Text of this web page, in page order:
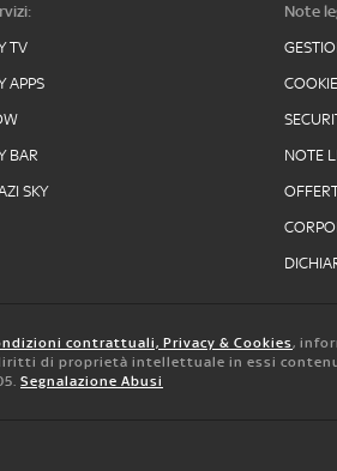
TV
APPS
BAR
SKY
Note
NOTE
contrattuali, Privacy & Cookies,
di proprietà intellettuale in essi
Segnalazione Abusi